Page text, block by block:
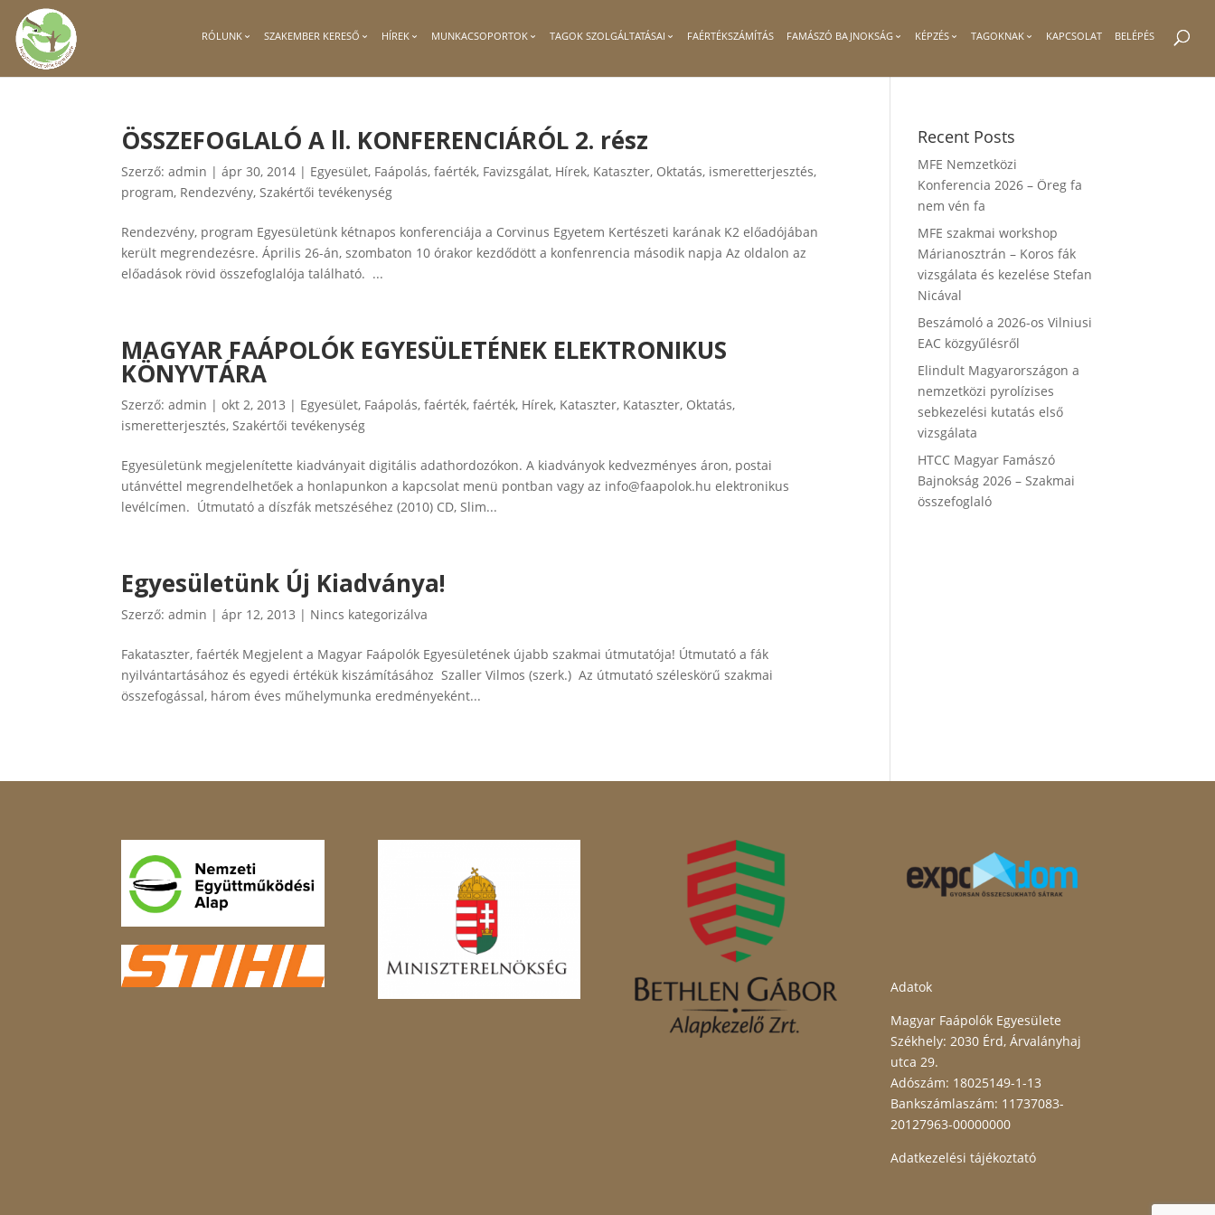
RÓLUNK SZAKEMBER KERESŐ HÍREK MUNKACSOPORTOK TAGOK SZOLGÁLTATÁSAI FAÉRTÉKSZÁMÍTÁS FAMÁSZÓ BAJNOKSÁG KÉPZÉS TAGOKNAK KAPCSOLAT BELÉPÉS
ÖSSZEFOGLALÓ A ll. KONFERENCIÁRÓL 2. rész
Szerző:admin |ápr 30, 2014 | Egyesület, Faápolás,faérték, Favizsgálat, Hírek, Kataszter, Oktatás, ismeretterjesztés,
program, Rendezvény,Szakértői tevékenység
Rendezvény, program Egyesületünk kétnapos konferenciája a Corvinus Egyetem Kertészeti karának K2 előadójában
került megrendezésre. Április 26-án, szombaton 10 órakor kezdődött a konfenrencia második napja Az oldalon az
előadások rövid összefoglalója található. ...
MAGYAR FAÁPOLÓK EGYESÜLETÉNEK ELEKTRONIKUS
KÖNYVTÁRA
Szerző:admin |okt 2, 2013 | Egyesület, Faápolás,faérték,faérték, Hírek, Kataszter, Kataszter, Oktatás,
ismeretterjesztés,Szakértői tevékenység
Egyesületünk megjelenítette kiadványait digitális adathordozókon. A kiadványok kedvezményes áron, postai
utánvéttel megrendelhetőek a honlapunkon a kapcsolat menü pontban vagy az info@faapolok.hu elektronikus
levélcímen. Útmutató a díszfák metszéséhez (2010) CD, Slim...
Egyesületünk Új Kiadványa!
Szerző:admin |ápr 12, 2013 | Nincs kategorizálva
Fakataszter, faérték Megjelent a Magyar Faápolók Egyesületének újabb szakmai útmutatója! Útmutató a fák
nyilvántartásához és egyedi értékük kiszámításához Szaller Vilmos (szerk.) Az útmutató széleskörű szakmai
összefogással, három éves műhelymunka eredményeként...
Recent Posts
MFE Nemzetközi
Konferencia 2026 – Öreg fa
nem vén fa
MFE szakmai workshop
Márianosztrán – Koros fák
vizsgálata és kezelése Stefan
Nicával
Beszámoló a 2026-os Vilniusi
EAC közgyűlésről
Elindult Magyarországon a
nemzetközi pyrolízises
sebkezelési kutatás első
vizsgálata
HTCC Magyar Famászó
Bajnokság 2026 – Szakmai
összefoglaló
Adatok
Magyar Faápolók Egyesülete
Székhely: 2030 Érd, Árvalányhaj
utca 29.
Adószám: 18025149-1-13
Bankszámlaszám: 11737083-
20127963-00000000
Adatkezelési tájékoztató